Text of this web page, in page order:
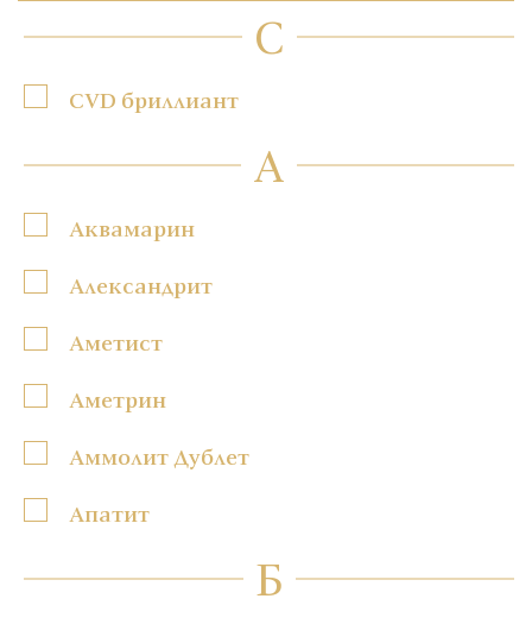
C
CVD бриллиант
А
Аквамарин
Александрит
Аметист
Аметрин
Аммолит Дублет
Апатит
Б